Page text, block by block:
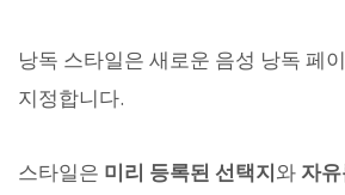
낭독 스타일은 새로운 음성 낭독 페
지정합니다.
스타일은 미리 등록된 선택지와 자